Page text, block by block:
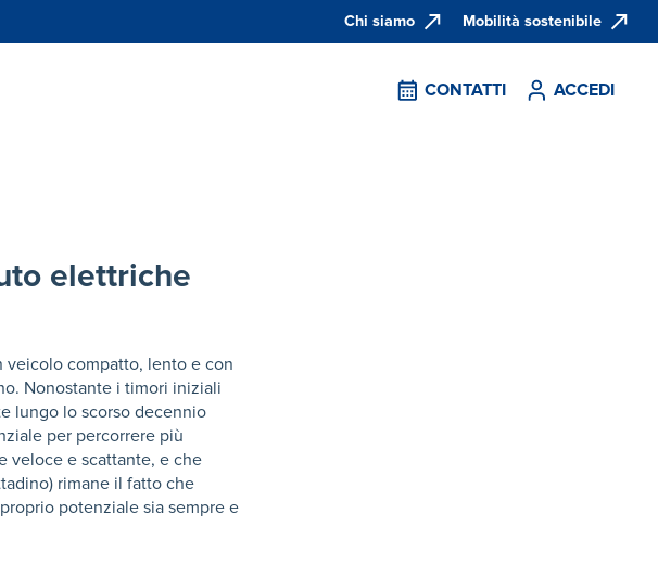
Chi siamo Mobilità sostenibile
CONTATTI ACCEDI
elettriche
compatto, lento e con
Nonostante i timori iniziali
lungo lo scorso decennio
per percorrere più
veloce e scattante, e che
rimane il fatto che
potenziale sia sempre e